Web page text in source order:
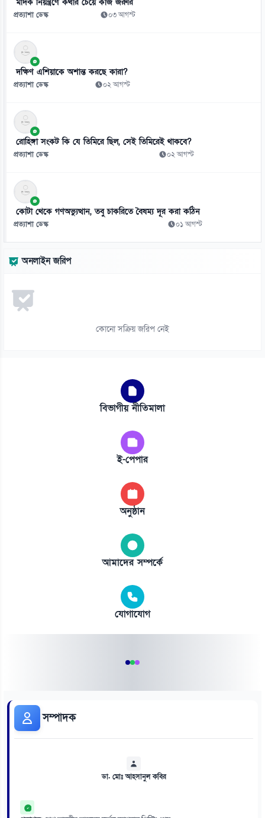
প্রত্যাশা ডেস্ক ০৩ আগস্ট
দক্ষিণ এশিয়াকে অশান্ত করছে কারা?
প্রত্যাশা ডেস্ক ০২ আগস্ট
রোহিঙ্গা সংকট কি যে তিমিরে ছিল, সেই তিমিরেই থাকবে?
প্রত্যাশা ডেস্ক ০২ আগস্ট
কোটা থেকে গণঅভ্যুত্থান, তবু চাকরিতে বৈষম্য দূর করা কঠিন
প্রত্যাশা ডেস্ক ০১ আগস্ট
অনলাইন জরিপ
কোনো সক্রিয় জরিপ নেই
বিভাগীয় নীতিমালা
ই-পেপার
অনুষ্ঠান
আমাদের সম্পর্কে
যোগাযোগ
সম্পাদক
ডা. মোঃ আহসানুল কবির